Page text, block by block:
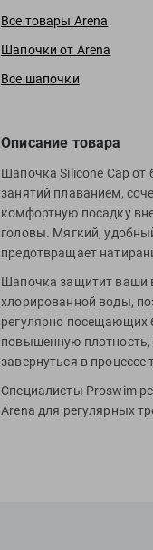
Все товары Arena
Шапочки от Arena
Все шапочки
Описание товара
Шапочка Silicone Cap от
занятий плаванием,
комфортную посадку
головы. Мягкий,
предотвращает
Шапочка защитит ваши
хлорированной воды,
регулярно посещающих
повышенную плотность,
завернуться в процессе
Специалисты Proswim
Arena для регулярных